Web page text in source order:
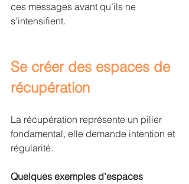
ces messages avant qu’ils ne
s’intensifient.
Se créer des espaces de
récupération
La récupération représente un pilier
fondamental, elle demande intention et
régularité.
Quelques exemples d’espaces